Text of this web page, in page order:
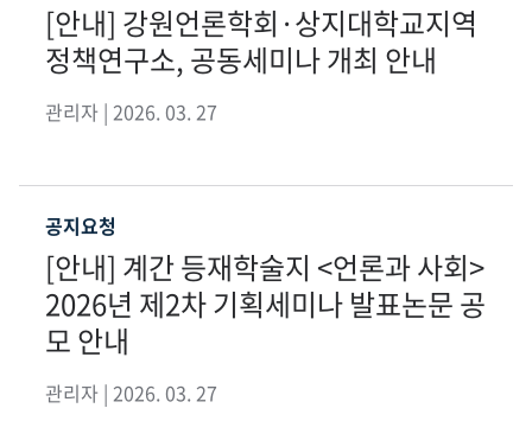
[안내] 강원언론학회·상지대학교지역
정책연구소, 공동세미나 개최 안내
관리자 | 2026. 03. 27
공지요청
[안내] 계간 등재학술지 <언론과 사회>
2026년 제2차 기획세미나 발표논문 공
모 안내
관리자 | 2026. 03. 27